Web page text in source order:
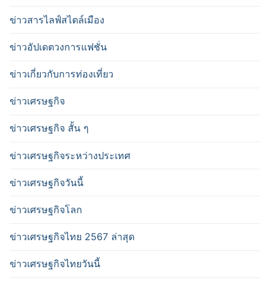
ข่าวสารไลฟ์สไตล์เมือง
ข่าวอัปเดตวงการแฟชั่น
ข่าวเกี่ยวกับการท่องเที่ยว
ข่าวเศรษฐกิจ
ข่าวเศรษฐกิจ สั้น ๆ
ข่าวเศรษฐกิจระหว่างประเทศ
ข่าวเศรษฐกิจวันนี้
ข่าวเศรษฐกิจโลก
ข่าวเศรษฐกิจไทย 2567 ล่าสุด
ข่าวเศรษฐกิจไทยวันนี้